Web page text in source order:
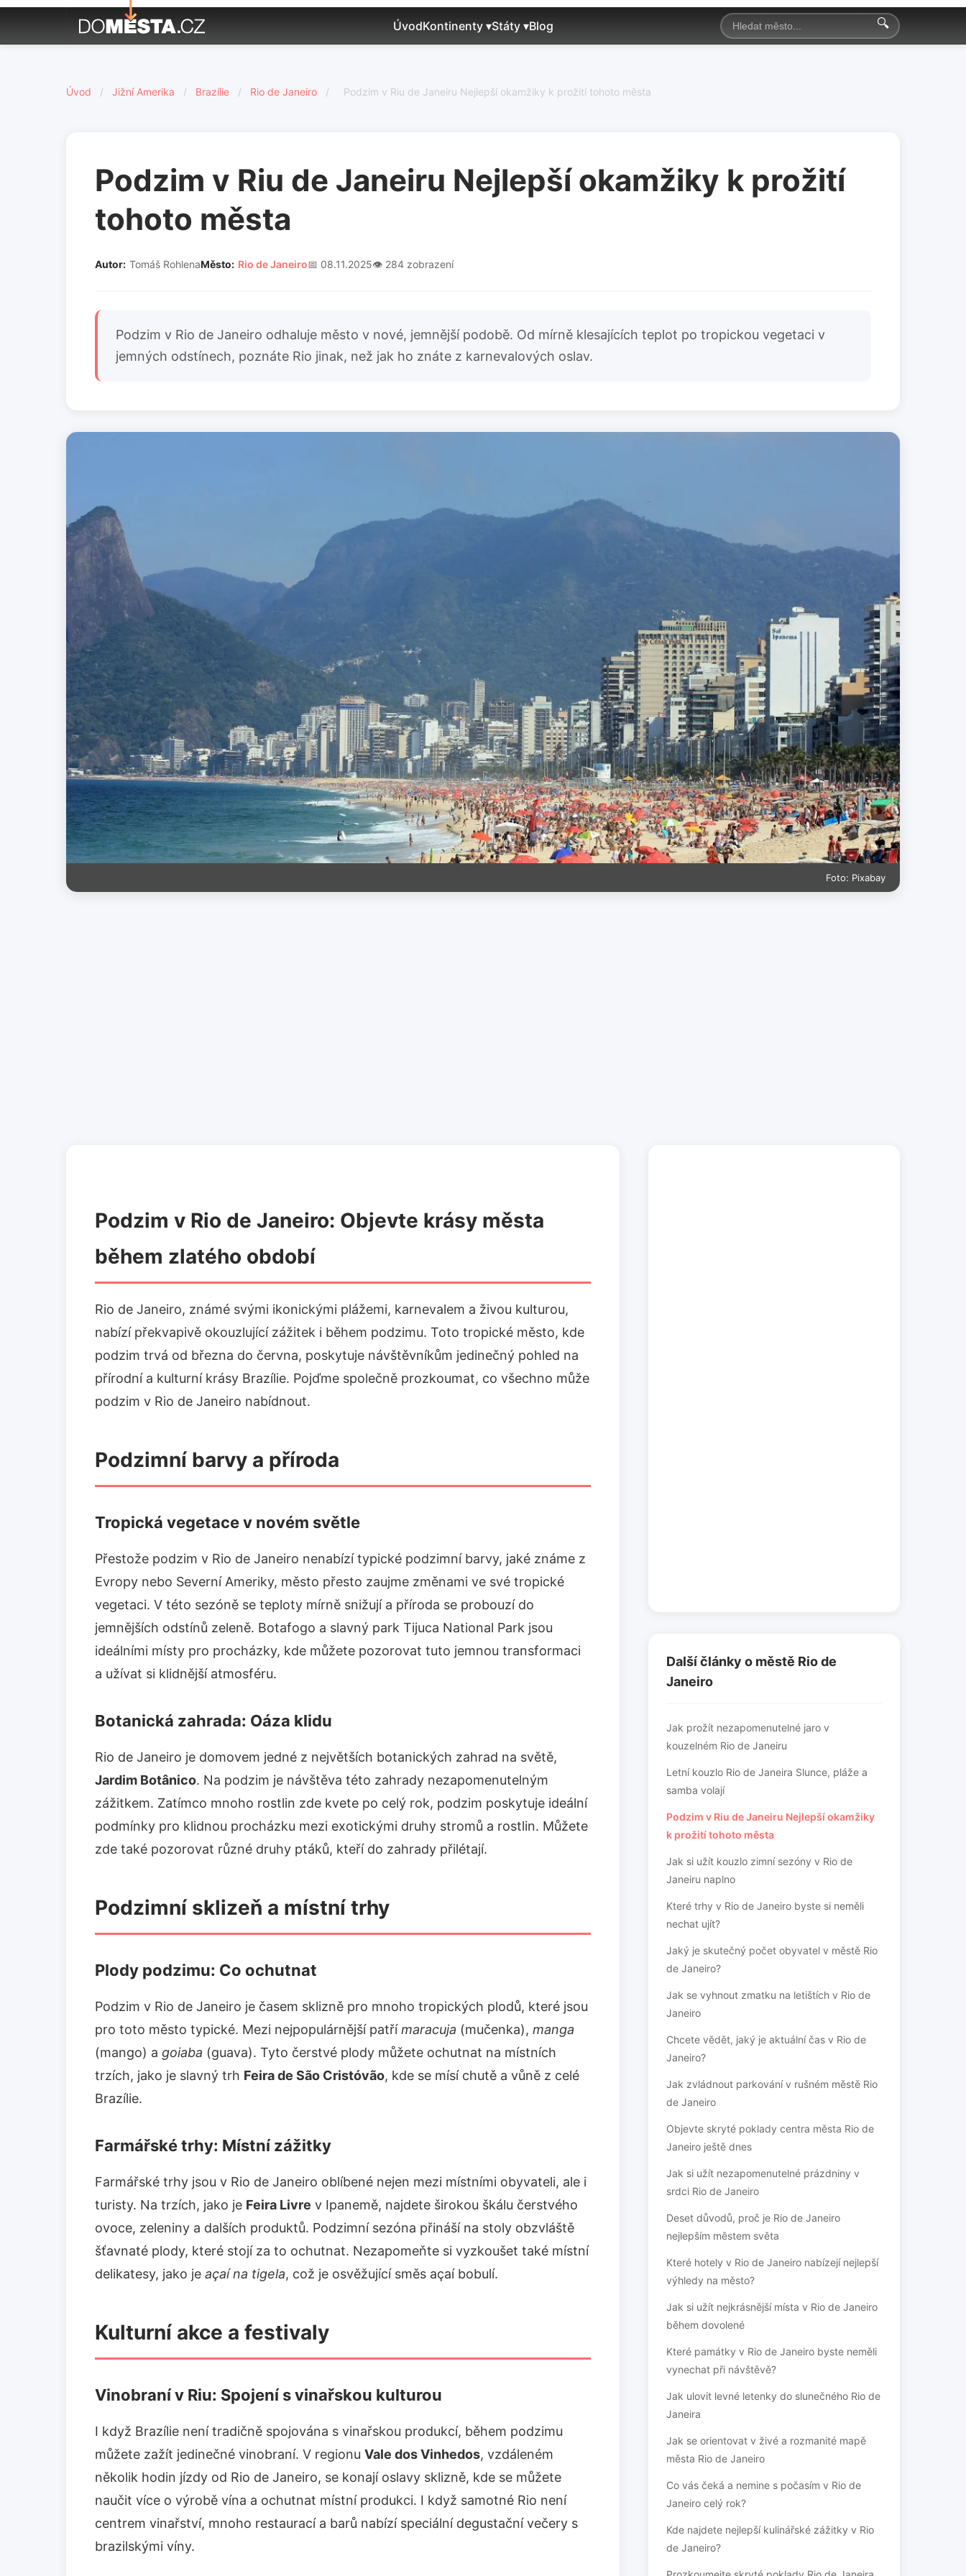
ÚvodKontinenty ▾Státy ▾Blog 🔍
Úvod / Jižní Amerika / Brazílie / Rio de Janeiro / Podzim v Riu de Janeiru Nejlepší okamžiky k prožití tohoto města
Podzim v Riu de Janeiru Nejlepší okamžiky k prožití
tohoto města
Autor: Tomáš RohlenaMěsto: Rio de Janeiro📅 08.11.2025👁️ 284 zobrazení
Podzim v Rio de Janeiro odhaluje město v nové, jemnější podobě. Od mírně klesajících teplot po tropickou vegetaci v
jemných odstínech, poznáte Rio jinak, než jak ho znáte z karnevalových oslav.
Foto: Pixabay
Podzim v Rio de Janeiro: Objevte krásy města
během zlatého období
Rio de Janeiro, známé svými ikonickými plážemi, karnevalem a živou kulturou,
nabízí překvapivě okouzlující zážitek i během podzimu. Toto tropické město, kde
podzim trvá od března do června, poskytuje návštěvníkům jedinečný pohled na
přírodní a kulturní krásy Brazílie. Pojďme společně prozkoumat, co všechno může
podzim v Rio de Janeiro nabídnout.
Podzimní barvy a příroda
Tropická vegetace v novém světle
Přestože podzim v Rio de Janeiro nenabízí typické podzimní barvy, jaké známe z
Evropy nebo Severní Ameriky, město přesto zaujme změnami ve své tropické
vegetaci. V této sezóně se teploty mírně snižují a příroda se probouzí do
jemnějších odstínů zeleně. Botafogo a slavný park Tijuca National Park jsou
ideálními místy pro procházky, kde můžete pozorovat tuto jemnou transformaci
a užívat si klidnější atmosféru.
Botanická zahrada: Oáza klidu
Rio de Janeiro je domovem jedné z největších botanických zahrad na světě,
Jardim Botânico. Na podzim je návštěva této zahrady nezapomenutelným
zážitkem. Zatímco mnoho rostlin zde kvete po celý rok, podzim poskytuje ideální
podmínky pro klidnou procházku mezi exotickými druhy stromů a rostlin. Můžete
zde také pozorovat různé druhy ptáků, kteří do zahrady přilétají.
Podzimní sklizeň a místní trhy
Plody podzimu: Co ochutnat
Podzim v Rio de Janeiro je časem sklizně pro mnoho tropických plodů, které jsou
pro toto město typické. Mezi nejpopulárnější patřímaracuja (mučenka), manga
(mango) a goiaba (guava). Tyto čerstvé plody můžete ochutnat na místních
trzích, jako je slavný trh Feira de São Cristóvão, kde se mísí chutě a vůně z celé
Brazílie.
Farmářské trhy: Místní zážitky
Farmářské trhy jsou v Rio de Janeiro oblíbené nejen mezi místními obyvateli, ale i
turisty. Na trzích, jako je Feira Livre v Ipanemě, najdete širokou škálu čerstvého
ovoce, zeleniny a dalších produktů. Podzimní sezóna přináší na stoly obzvláště
šťavnaté plody, které stojí za to ochutnat. Nezapomeňte si vyzkoušet také místní
delikatesy, jako je açaí na tigela, což je osvěžující směs açaí bobulí.
Kulturní akce a festivaly
Vinobraní v Riu: Spojení s vinařskou kulturou
I když Brazílie není tradičně spojována s vinařskou produkcí, během podzimu
můžete zažít jedinečné vinobraní. V regionu Vale dos Vinhedos, vzdáleném
několik hodin jízdy od Rio de Janeiro, se konají oslavy sklizně, kde se můžete
naučit více o výrobě vína a ochutnat místní produkci. I když samotné Rio není
centrem vinařství, mnoho restaurací a barů nabízí speciální degustační večery s
brazilskými víny.
Další články o městě Rio de
Janeiro
Jak prožít nezapomenutelné jaro v
kouzelném Rio de Janeiru
Letní kouzlo Rio de Janeira Slunce, pláže a
samba volají
Podzim v Riu de Janeiru Nejlepší okamžiky
k prožití tohoto města
Jak si užít kouzlo zimní sezóny v Rio de
Janeiru naplno
Které trhy v Rio de Janeiro byste si neměli
nechat ujít?
Jaký je skutečný počet obyvatel v městě Rio
de Janeiro?
Jak se vyhnout zmatku na letištích v Rio de
Janeiro
Chcete vědět, jaký je aktuální čas v Rio de
Janeiro?
Jak zvládnout parkování v rušném městě Rio
de Janeiro
Objevte skryté poklady centra města Rio de
Janeiro ještě dnes
Jak si užít nezapomenutelné prázdniny v
srdci Rio de Janeiro
Deset důvodů, proč je Rio de Janeiro
nejlepším městem světa
Které hotely v Rio de Janeiro nabízejí nejlepší
výhledy na město?
Jak si užít nejkrásnější místa v Rio de Janeiro
během dovolené
Které památky v Rio de Janeiro byste neměli
vynechat při návštěvě?
Jak ulovit levné letenky do slunečného Rio de
Janeira
Jak se orientovat v živé a rozmanité mapě
města Rio de Janeiro
Co vás čeká a nemine s počasím v Rio de
Janeiro celý rok?
Kde najdete nejlepší kulinářské zážitky v Rio
de Janeiro?